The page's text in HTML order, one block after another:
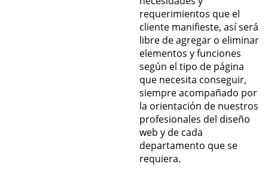
requerimientos que el
cliente manifieste, así será
libre de agregar o eliminar
elementos y funciones
según el tipo de página
que necesita conseguir,
siempre acompañado por
la orientación de nuestros
profesionales del diseño
web y de cada
departamento que se
requiera.